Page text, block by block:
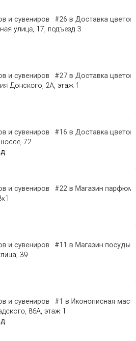
и сувениров #26 в Доставка цветов
улица, 17, подъезд 3
и сувениров #27 в Доставка цветов
Донского, 2А, этаж 1
и сувениров #16 в Доставка цветов
72
и сувениров #22 в Магазин
и сувениров #11 в Магазин посуды
39
и сувениров #1 в Иконописная
86А, этаж 1